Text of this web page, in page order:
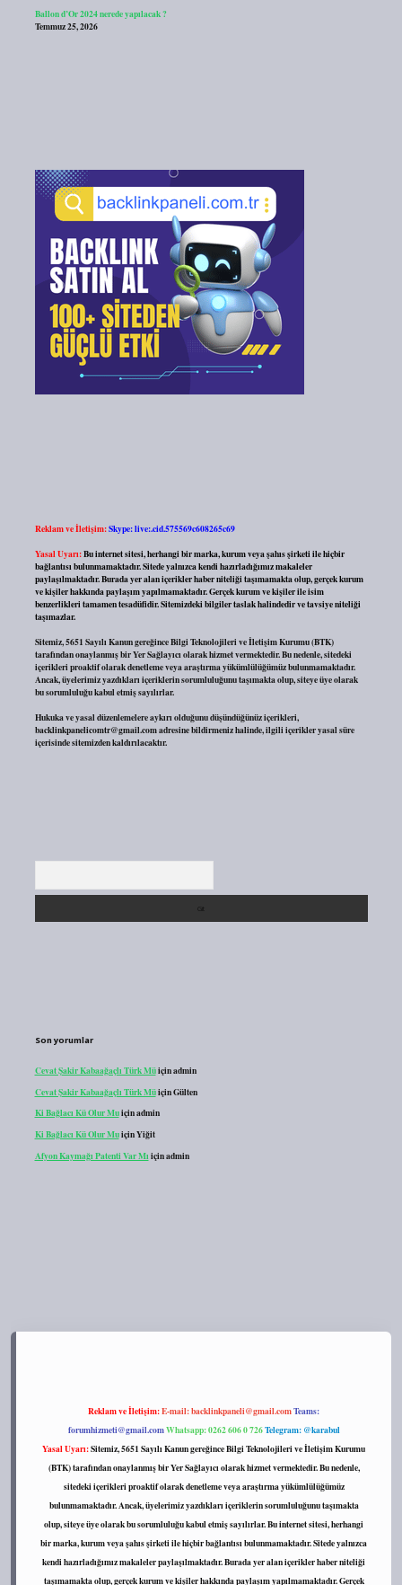
Ballon d’Or 2024 nerede yapılacak ?
Temmuz 25, 2026
Reklam ve İletişim:Skype: live:.cid.575569c608265c69
Yasal Uyarı:Bu internet sitesi, herhangi bir marka, kurum veya şahıs şirketi ile hiçbir
bağlantısı bulunmamaktadır. Sitede yalnızca kendi hazırladığımız makaleler
paylaşılmaktadır. Burada yer alan içerikler haber niteliği taşımamakta olup, gerçek kurum
ve kişiler hakkında paylaşım yapılmamaktadır. Gerçek kurum ve kişiler ile isim
benzerlikleri tamamen tesadüfidir. Sitemizdeki bilgiler taslak halindedir ve tavsiye niteliği
taşımazlar.
Sitemiz, 5651 Sayılı Kanun gereğince Bilgi Teknolojileri ve İletişim Kurumu (BTK)
tarafından onaylanmış bir Yer Sağlayıcı olarak hizmet vermektedir. Bu nedenle, sitedeki
içerikleri proaktif olarak denetleme veya araştırma yükümlülüğümüz bulunmamaktadır.
Ancak, üyelerimiz yazdıkları içeriklerin sorumluluğunu taşımakta olup, siteye üye olarak
bu sorumluluğu kabul etmiş sayılırlar.
Hukuka ve yasal düzenlemelere aykırı olduğunu düşündüğünüz içerikleri,
backlinkpanelicomtr@gmail.comadresine bildirmeniz halinde, ilgili içerikler yasal süre
içerisinde sitemizden kaldırılacaktır.
Son yorumlar
Cevat Şakir Kabaağaçlı Türk Müiçinadmin
Cevat Şakir Kabaağaçlı Türk MüiçinGülten
Ki Bağlacı Kü Olur Muiçinadmin
Ki Bağlacı Kü Olur MuiçinYiğit
Afyon Kaymağı Patenti Var Mı içinadmin
Reklam ve İletişim:E-mail:backlinkpaneli@gmail.comTeams:
forumhizmeti@gmail.comWhatsapp: 0262 606 0 726Telegram: @karabul
Yasal Uyarı:Sitemiz, 5651 Sayılı Kanun gereğince Bilgi Teknolojileri ve İletişim Kurumu
(BTK) tarafından onaylanmış bir Yer Sağlayıcı olarak hizmet vermektedir. Bu nedenle,
sitedeki içerikleri proaktif olarak denetleme veya araştırma yükümlülüğümüz
bulunmamaktadır. Ancak, üyelerimiz yazdıkları içeriklerin sorumluluğunu taşımakta
olup, siteye üye olarak bu sorumluluğu kabul etmiş sayılırlar. Bu internet sitesi, herhangi
bir marka, kurum veya şahıs şirketi ile hiçbir bağlantısı bulunmamaktadır. Sitede yalnızca
kendi hazırladığımız makaleler paylaşılmaktadır. Burada yer alan içerikler haber niteliği
taşımamakta olup, gerçek kurum ve kişiler hakkında paylaşım yapılmamaktadır. Gerçek